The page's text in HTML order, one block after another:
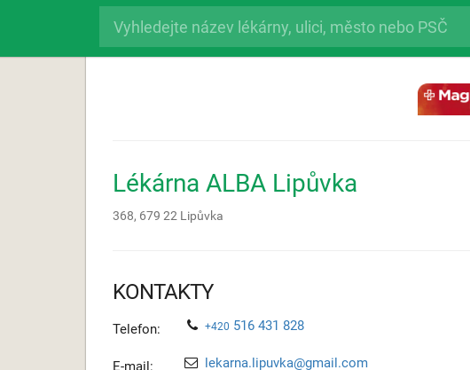
Lékárna ALBA Lipůvka
368, 679 22 Lipůvka
KONTAKTY
Telefon: +420 516 431 828
E-mail: lekarna.lipuvka@gmail.com